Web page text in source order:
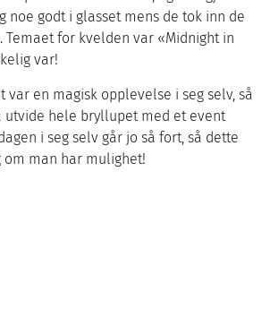
noe godt i glasset mens de tok inn de
Temaet for kvelden var «Midnight in
var!
var en magisk opplevelse i seg selv, så
utvide hele bryllupet med et event
i seg selv går jo så fort, så dette
man har mulighet!